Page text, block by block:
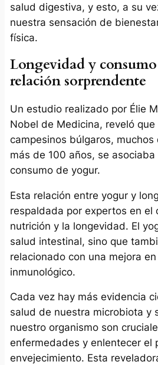
salud digestiva, y esto, a su
nuestra sensación de
física.
Longevidad y
relación sorprendente
Un estudio realizado por Élie
Nobel de Medicina, reveló
campesinos búlgaros, muchos
más de 100 años, se
consumo de yogur.
Esta relación entre yogur y
respaldada por expertos en el
nutrición y la longevidad. El
salud intestinal, sino que
relacionado con una mejora
inmunológico.
Cada vez hay más evidencia
salud de nuestra microbiota y
nuestro organismo son
enfermedades y enlentecer el
envejecimiento. Esta